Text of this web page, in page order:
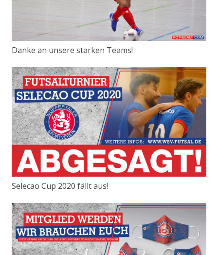
Danke an unsere starken Teams!
Selecao Cup 2020 fällt aus!